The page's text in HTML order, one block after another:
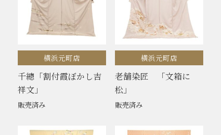
横浜元町店
千總「割付霞ぼかし吉
祥文」
販売済み
横浜元町店
老舗染匠 「文箱に
松」
販売済み